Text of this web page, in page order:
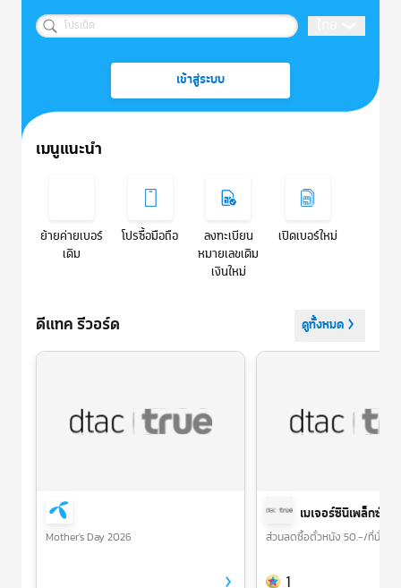
โปรเน็ต
เข้าสู่ระบบ
เมนูแนะนำ
ย้ายค่ายเบอร์
เดิม
โปรซื้อมือถือ
ลงทะเบียน
หมายเลขเติม
เงินใหม่
เปิดเบอร์ใหม่
ดีแทค รีวอร์ด ดูทั้งหมด
Mother's Day 2026
เมเจอร์ซีนีเพล็กซ์
ส่วนลดซื้อตั๋วหนัง 50.-/ที่นั่ง ใช้
1
ข้อเสนอพิเศษ สำหรับลูกค้าดีแทค | dtac